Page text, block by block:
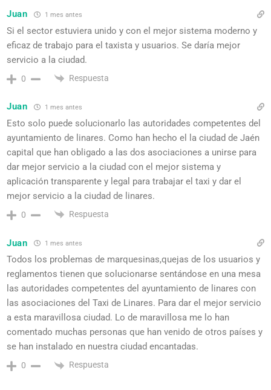
Juan 1 mes antes
Si el sector estuviera unido y con el mejor sistema moderno y
eficaz de trabajo para el taxista y usuarios. Se daría mejor
servicio a la ciudad.
0 Respuesta
Juan 1 mes antes
Esto solo puede solucionarlo las autoridades competentes del
ayuntamiento de linares. Como han hecho el la ciudad de Jaén
capital que han obligado a las dos asociaciones a unirse para
dar mejor servicio a la ciudad con el mejor sistema y
aplicación transparente y legal para trabajar el taxi y dar el
mejor servicio a la ciudad de linares.
0 Respuesta
Juan 1 mes antes
Todos los problemas de marquesinas,quejas de los usuarios y
reglamentos tienen que solucionarse sentándose en una mesa
las autoridades competentes del ayuntamiento de linares con
las asociaciones del Taxi de Linares. Para dar el mejor servicio
a esta maravillosa ciudad. Lo de maravillosa me lo han
comentado muchas personas que han venido de otros países y
se han instalado en nuestra ciudad encantadas.
0 Respuesta